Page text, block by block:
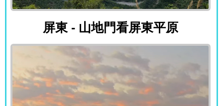
屏東 - 山地門看屏東平原
屏東 - 山地門看屏東平原